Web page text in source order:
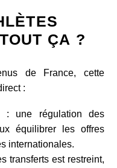
ÇA ?
de France, cette
:
: une régulation des
équilibrer les offres
internationales.
transferts est restreint,